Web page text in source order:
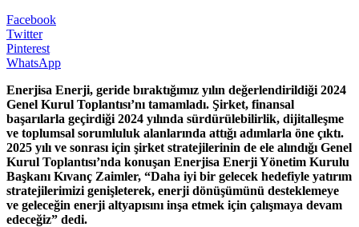
Facebook
Twitter
Pinterest
WhatsApp
Enerjisa Enerji, geride bıraktığımız yılın değerlendirildiği 2024
Genel Kurul Toplantısı’nı tamamladı. Şirket, finansal
başarılarla geçirdiği 2024 yılında sürdürülebilirlik, dijitalleşme
ve toplumsal sorumluluk alanlarında attığı adımlarla öne çıktı.
2025 yılı ve sonrası için şirket stratejilerinin de ele alındığı Genel
Kurul Toplantısı’nda konuşan Enerjisa Enerji Yönetim Kurulu
Başkanı Kıvanç Zaimler, “Daha iyi bir gelecek hedefiyle yatırım
stratejilerimizi genişleterek, enerji dönüşümünü desteklemeye
ve geleceğin enerji altyapısını inşa etmek için çalışmaya devam
edeceğiz” dedi.